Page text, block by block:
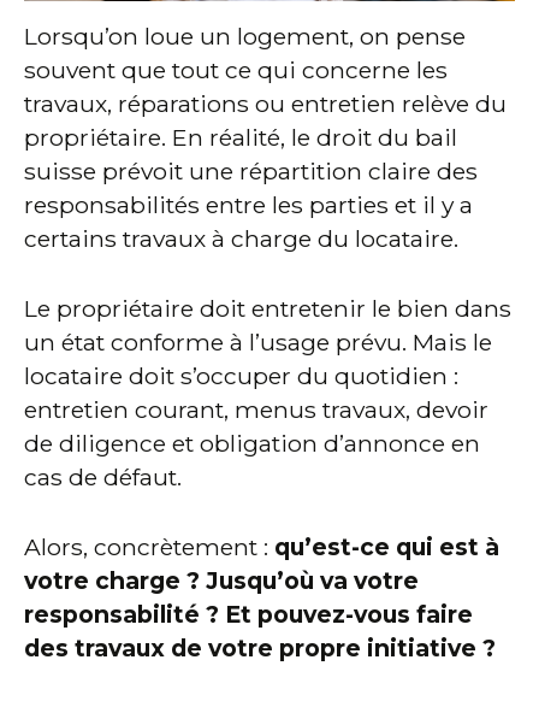
Lorsqu’on loue un logement, on pense
souvent que tout ce qui concerne les
travaux, réparations ou entretien relève du
propriétaire. En réalité, le droit du bail
suisse prévoit une répartition claire des
responsabilités entre les parties et il y a
certains travaux à charge du locataire.
Le propriétaire doit entretenir le bien dans
un état conforme à l’usage prévu. Mais le
locataire doit s’occuper du quotidien :
entretien courant, menus travaux, devoir
de diligence et obligation d’annonce en
cas de défaut.
Alors, concrètement : qu’est-ce qui est à
votre charge ? Jusqu’où va votre
responsabilité ? Et pouvez-vous faire
des travaux de votre propre initiative ?